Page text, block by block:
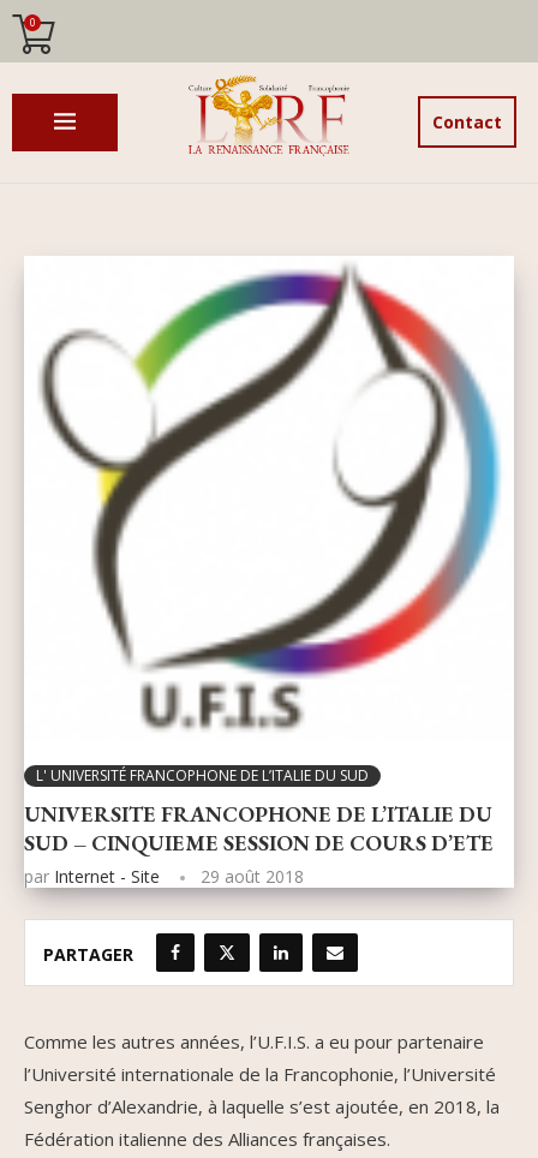
0
Contact
L' UNIVERSITÉ FRANCOPHONE DE L’ITALIE DU SUD
UNIVERSITE FRANCOPHONE DE L’ITALIE DU
SUD – CINQUIEME SESSION DE COURS D’ETE
par Internet - Site 29 août 2018
PARTAGER
Comme les autres années, l’U.F.I.S. a eu pour partenaire
l’Université internationale de la Francophonie, l’Université
Senghor d’Alexandrie, à laquelle s’est ajoutée, en 2018, la
Fédération italienne des Alliances françaises.